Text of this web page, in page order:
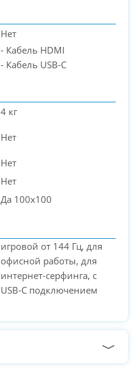
Нет
- Кабель HDMI
- Кабель USB-C
4 кг
Нет
Нет
Нет
Да 100x100
игровой от 144 Гц, для
офисной работы, для
интернет-серфинга, с
USB-C подключением